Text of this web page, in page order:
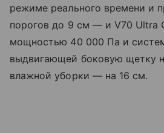
режиме реального времени и
порогов до 9 см — и V70 Ultra
мощностью 40 000 Па и
выдвигающей боковую щетку
влажной уборки — на 16 см.